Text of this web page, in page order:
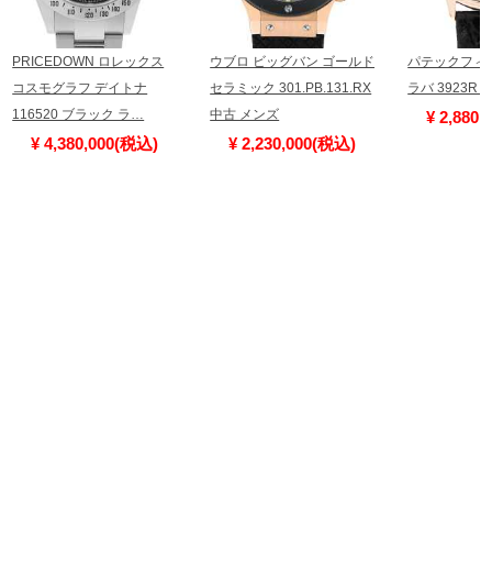
PRICEDOWN ロレックス
コスモグラフ デイトナ
116520 ブラック ラ…
¥ 4,380,000(税込)
ウブロ ビッグバン ゴールド
セラミック 301.PB.131.RX
中古 メンズ
¥ 2,230,000(税込)
パテックフィ
ラバ 3923R
¥